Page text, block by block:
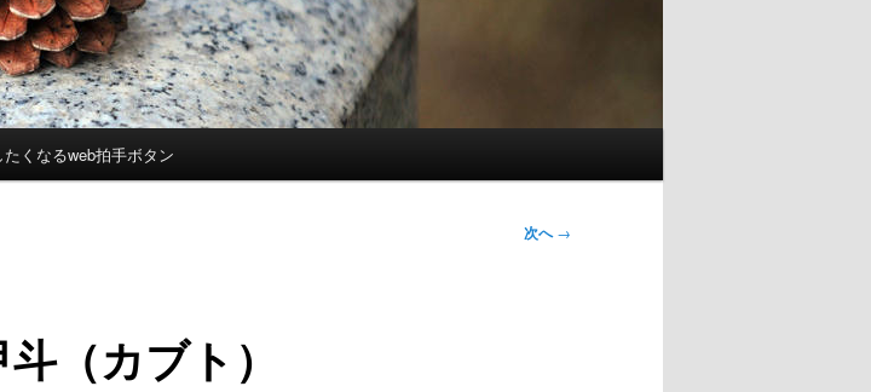
くなるweb拍手ボタン
次へ→
（カブト）